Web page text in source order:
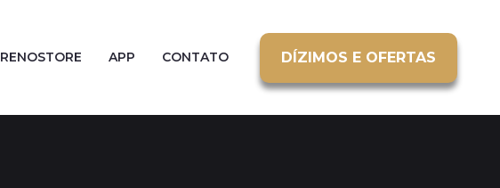
RENOSTORE APP CONTATO DÍZIMOS E OFERTAS